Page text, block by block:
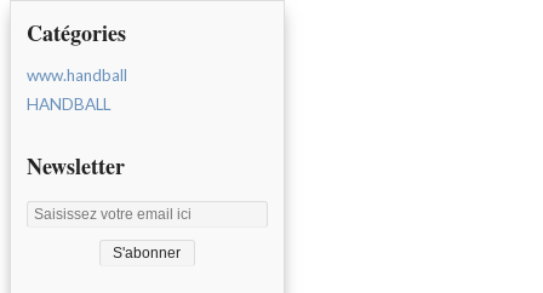
Catégories
www.handball
HANDBALL
Newsletter